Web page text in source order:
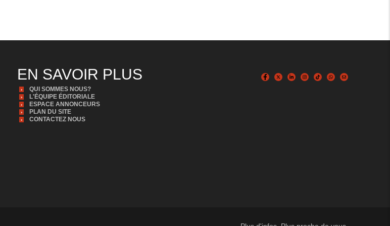
EN SAVOIR PLUS
QUI SOMMES NOUS?
L'ÉQUIPE ÉDITORIALE
ESPACE ANNONCEURS
PLAN DU SITE
CONTACTEZ NOUS